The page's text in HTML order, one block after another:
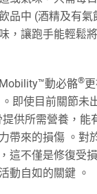
品中 (酒精及有氣
，讓跑手能輕鬆
動必骼®
。即使目前關節未
供所需營養，能
帶來的損傷 。對
這不僅是修復受
動自如的關鍵 。